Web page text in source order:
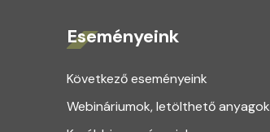
Eseményeink
Következő eseményeink
Webináriumok, letölthető anyagok